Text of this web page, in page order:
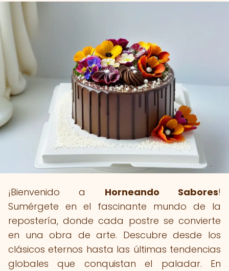
¡Bienvenido a Horneando Sabores!
Sumérgete en el fascinante mundo de la
repostería, donde cada postre se convierte
en una obra de arte. Descubre desde los
clásicos eternos hasta las últimas tendencias
globales que conquistan el paladar. En